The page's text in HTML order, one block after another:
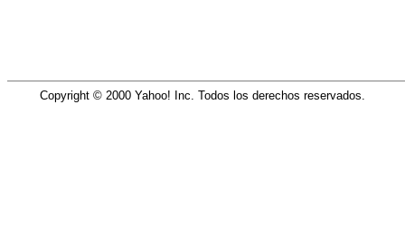
Copyright © 2000 Yahoo! Inc. Todos los derechos reservados.